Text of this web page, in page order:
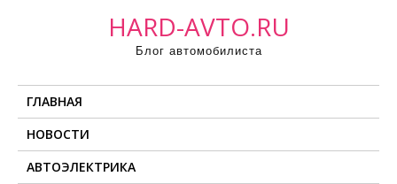
HARD-AVTO.RU
Блог автомобилиста
ГЛАВНАЯ
НОВОСТИ
АВТОЭЛЕКТРИКА